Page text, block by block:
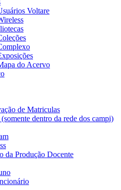
Voltare
do Acervo
de Matriculas
dentro da rede dos campi)
da Produção Docente